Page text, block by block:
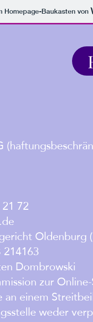
Homepage-Baukasten von
72
Dombrowski
zur
an einem
weder